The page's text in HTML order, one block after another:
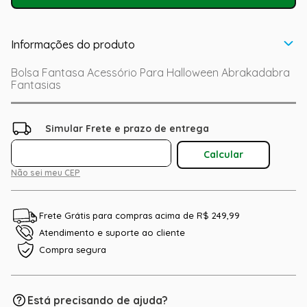
Informações do produto
Bolsa Fantasa Acessório Para Halloween Abrakadabra
Fantasias
Não sei meu CEP
Frete Grátis para compras acima de R$ 249,99
Atendimento e suporte ao cliente
Compra segura
Está precisando de ajuda?